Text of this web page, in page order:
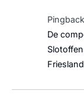
De